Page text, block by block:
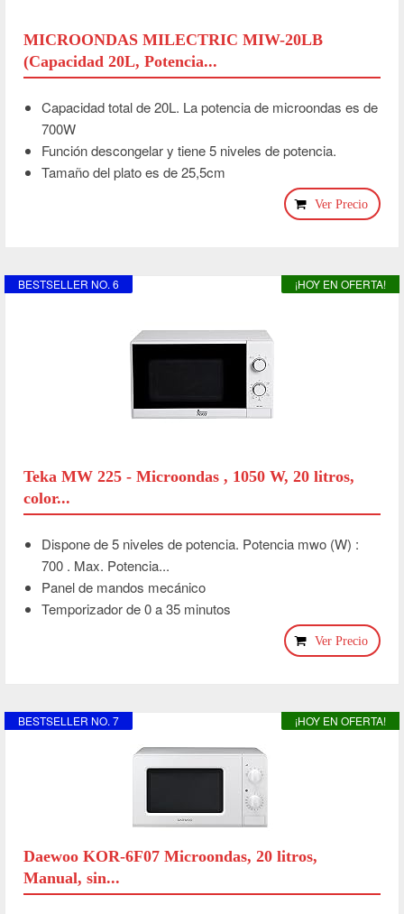
MICROONDAS MILECTRIC MIW-20LB
(Capacidad 20L, Potencia...
Capacidad total de 20L. La potencia de microondas es de
700W
Función descongelar y tiene 5 niveles de potencia.
Tamaño del plato es de 25,5cm
Ver Precio
¡HOY EN OFERTA!
BESTSELLER NO. 6
Teka MW 225 - Microondas , 1050 W, 20 litros,
color...
Dispone de 5 niveles de potencia. Potencia mwo (W) :
700 . Max. Potencia...
Panel de mandos mecánico
Temporizador de 0 a 35 minutos
Ver Precio
¡HOY EN OFERTA!
BESTSELLER NO. 7
Daewoo KOR-6F07 Microondas, 20 litros,
Manual, sin...